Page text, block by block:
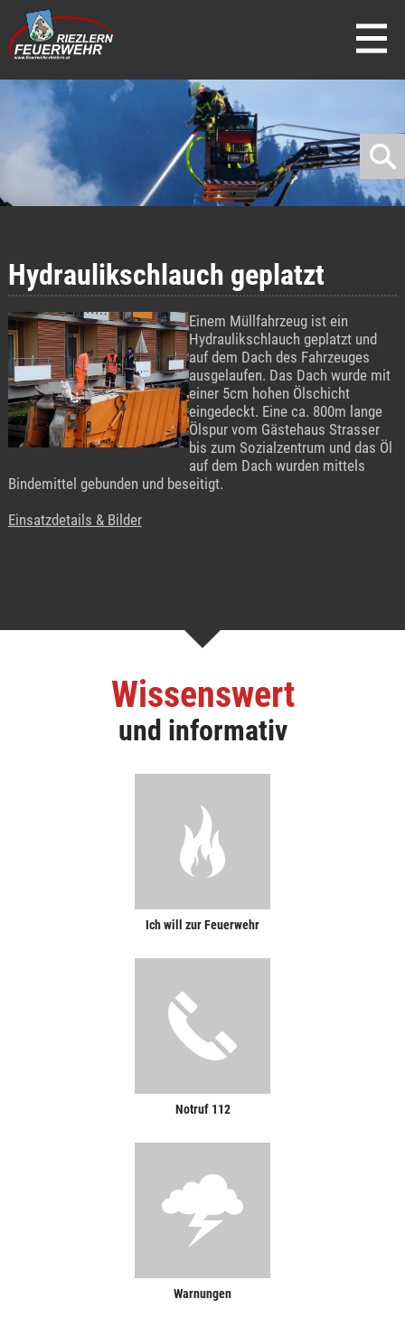
direkt zur Navigation
direkt zum Inhalt
Hydraulikschlauch geplatzt
Einem Müllfahrzeug ist ein
Hydraulikschlauch geplatzt und
auf dem Dach des Fahrzeuges
ausgelaufen. Das Dach wurde mit
einer 5cm hohen Ölschicht
eingedeckt. Eine ca. 800m lange
Ölspur vom Gästehaus Strasser
bis zum Sozialzentrum und das Öl
auf dem Dach wurden mittels
Bindemittel gebunden und beseitigt.
Einsatzdetails & Bilder
Wissenswert
und informativ
Ich will zur Feuerwehr
Notruf 112
Warnungen